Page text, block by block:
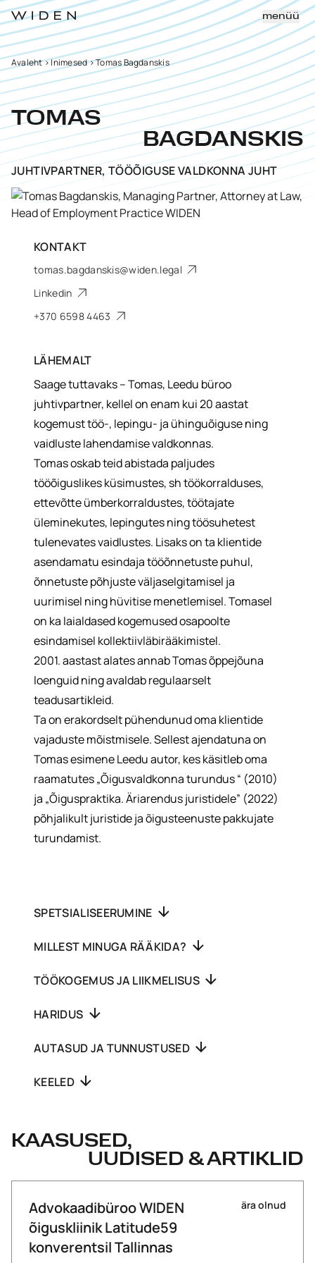
menüü
Avaleht>Inimesed>Tomas Bagdanskis
TOMAS
BAGDANSKIS
JUHTIVPARTNER, TÖÖÕIGUSE VALDKONNA JUHT
KONTAKT
tomas.bagdanskis@widen.legal
Linkedin
+370 6598 4463
LÄHEMALT
Saage tuttavaks – Tomas, Leedu büroo
juhtivpartner, kellel on enam kui 20 aastat
kogemust töö-, lepingu- ja ühinguõiguse ning
vaidluste lahendamise valdkonnas.
Tomas oskab teid abistada paljudes
tööõiguslikes küsimustes, sh töökorralduses,
ettevõtte ümberkorraldustes, töötajate
üleminekutes, lepingutes ning töösuhetest
tulenevates vaidlustes. Lisaks on ta klientide
asendamatu esindaja tööõnnetuste puhul,
õnnetuste põhjuste väljaselgitamisel ja
uurimisel ning hüvitise menetlemisel. Tomasel
on ka laialdased kogemused osapoolte
esindamisel kollektiivläbirääkimistel.
2001. aastast alates annab Tomas õppejõuna
loenguid ning avaldab regulaarselt
teadusartikleid.
Ta on erakordselt pühendunud oma klientide
vajaduste mõistmisele. Sellest ajendatuna on
Tomas esimene Leedu autor, kes käsitleb oma
raamatutes „Õigusvaldkonna turundus “ (2010)
ja „Õiguspraktika. Äriarendus juristidele” (2022)
põhjalikult juristide ja õigusteenuste pakkujate
turundamist.
SPETSIALISEERUMINE
MILLEST MINUGA RÄÄKIDA?
TÖÖKOGEMUS JA LIIKMELISUS
HARIDUS
AUTASUD JA TUNNUSTUSED
KEELED
KAASUSED,
UUDISED & ARTIKLID
Advokaadibüroo WIDEN
õiguskliinik Latitude59
konverentsil Tallinnas
ära olnud